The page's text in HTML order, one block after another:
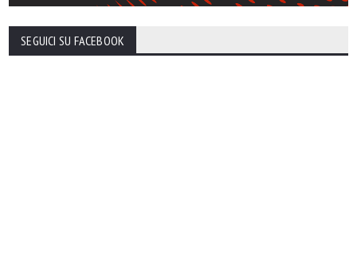
SEGUICI SU FACEBOOK